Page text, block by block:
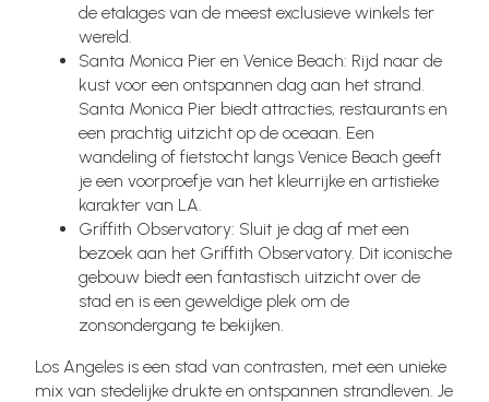
de etalages van de meest exclusieve winkels ter
wereld.
Santa Monica Pier en Venice Beach: Rijd naar de
kust voor een ontspannen dag aan het strand.
Santa Monica Pier biedt attracties, restaurants en
een prachtig uitzicht op de oceaan. Een
wandeling of fietstocht langs Venice Beach geeft
je een voorproefje van het kleurrijke en artistieke
karakter van LA.
Griffith Observatory: Sluit je dag af met een
bezoek aan het Griffith Observatory. Dit iconische
gebouw biedt een fantastisch uitzicht over de
stad en is een geweldige plek om de
zonsondergang te bekijken.
Los Angeles is een stad van contrasten, met een unieke
mix van stedelijke drukte en ontspannen strandleven. Je